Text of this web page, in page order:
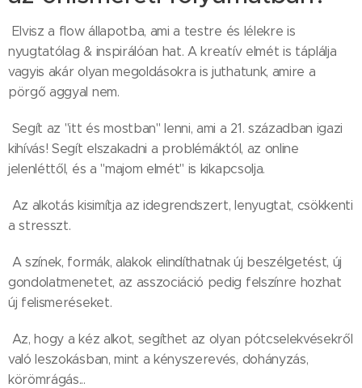
Elvisz a flow állapotba, ami a testre és lélekre is
nyugtatólag & inspirálóan hat. A kreatív elmét is táplálja
vagyis akár olyan megoldásokra is juthatunk, amire a
pörgő aggyal nem.
Segít az "itt és mostban" lenni, ami a 21. században igazi
kihívás! Segít elszakadni a problémáktól, az online
jelenléttől, és a "majom elmét" is kikapcsolja.
Az alkotás kisimítja az idegrendszert, lenyugtat, csökkenti
a stresszt.
A színek, formák, alakok elindíthatnak új beszélgetést, új
gondolatmenetet, az asszociáció pedig felszínre hozhat
új felismeréseket.
Az, hogy a kéz alkot, segíthet az olyan pótcselekvésekről
való leszokásban, mint a kényszerevés, dohányzás,
körömrágás...